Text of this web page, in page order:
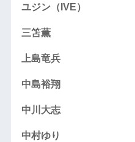
ユジン（IVE）
三笘薫
上島竜兵
中島裕翔
中川大志
中村ゆり